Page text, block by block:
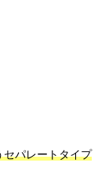
セパレートタイプ